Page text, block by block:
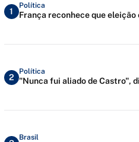
1
Política
França reconhece que eleição
2
Política
"Nunca fui aliado de Castro",
Brasil